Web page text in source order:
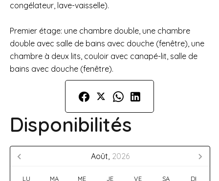
congélateur, lave-vaisselle).
Premier étage: une chambre double, une chambre
double avec salle de bains avec douche (fenêtre), une
chambre à deux lits, couloir avec canapé-lit, salle de
bains avec douche (fenêtre).
Disponibilités
Août, 2026
LU MA ME JE VE SA DI